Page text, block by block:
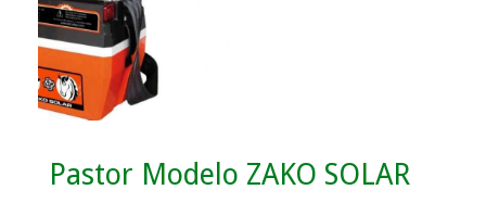
Pastor Modelo ZAKO SOLAR